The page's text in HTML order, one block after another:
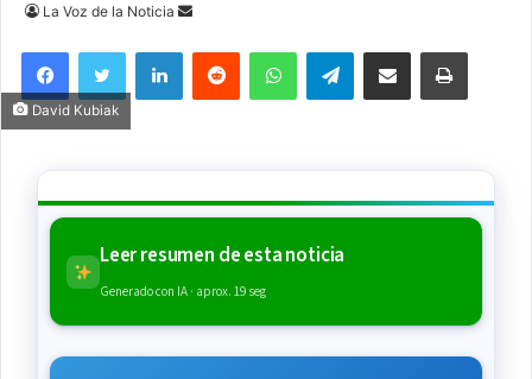
La Voz de la Noticia
Send
email
FacebookTwitter LinkedInReddit WhatsAppTelegramCompartir via Email Imprimi
David Kubiak
Leer resumen de esta noticia
Generado con IA · aprox. 19 seg